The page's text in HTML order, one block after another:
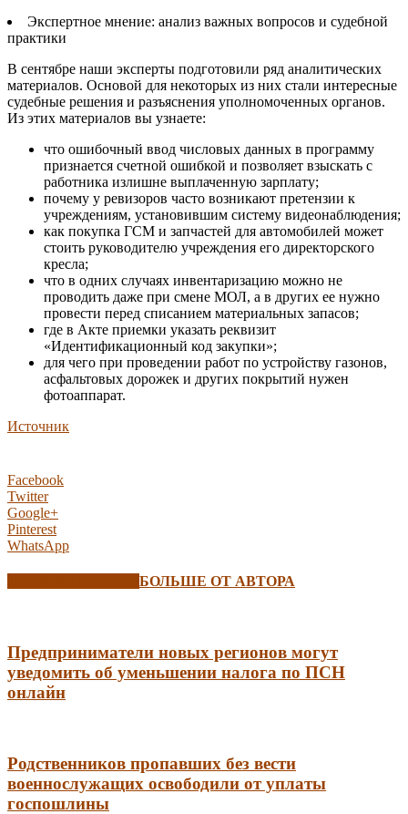
Экспертное мнение: анализ важных вопросов и судебной
практики
В сентябре наши эксперты подготовили ряд аналитических
материалов. Основой для некоторых из них стали интересные
судебные решения и разъяснения уполномоченных органов.
Из этих материалов вы узнаете:
что ошибочный ввод числовых данных в программу
признается счетной ошибкой и позволяет взыскать с
работника излишне выплаченную зарплату;
почему у ревизоров часто возникают претензии к
учреждениям, установившим систему видеонаблюдения;
как покупка ГСМ и запчастей для автомобилей может
стоить руководителю учреждения его директорского
кресла;
что в одних случаях инвентаризацию можно не
проводить даже при смене МОЛ, а в других ее нужно
провести перед списанием материальных запасов;
где в Акте приемки указать реквизит
«Идентификационный код закупки»;
для чего при проведении работ по устройству газонов,
асфальтовых дорожек и других покрытий нужен
фотоаппарат.
Источник
Facebook
Twitter
Google+
Pinterest
WhatsApp
БОЛЬШЕ ОТ АВТОРА
Предприниматели новых регионов могут
уведомить об уменьшении налога по ПСН
онлайн
Родственников пропавших без вести
военнослужащих освободили от уплаты
госпошлины